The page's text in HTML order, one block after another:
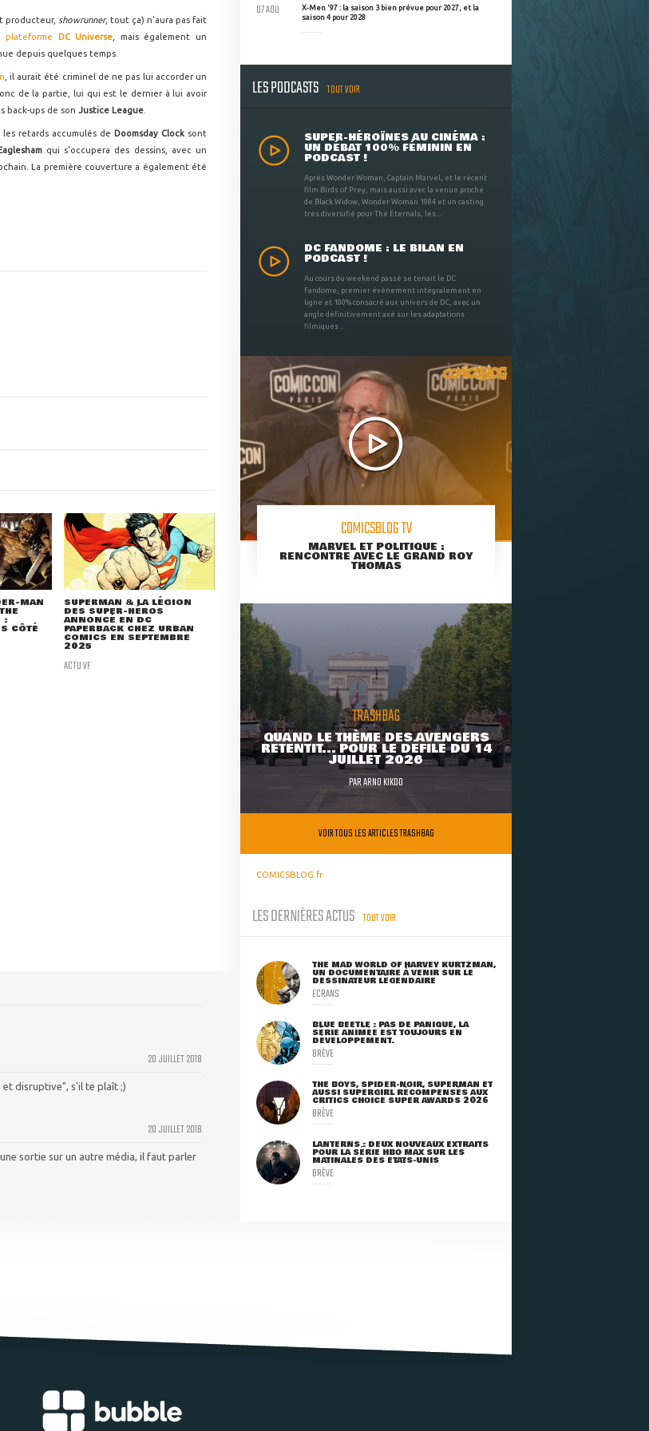
producteur, showrunner, tout ça) n'aura pas fait
plateforme DC Universe , mais également un
depuis quelques temps.
, il aurait été criminel de ne pas lui accorder un
de la partie, lui qui est le dernier à lui avoir
back-ups de son Justice League
les retards accumulés de Doomsday Clock sont
qui s'occupera des dessins, avec un
La première couverture a également été
MAN
:
CÔTÉ
SUPERMAN & LA LÉGION
DES SUPER-HÉROS
ANNONCÉ EN DC
PAPERBACK CHEZ URBAN
COMICS EN SEPTEMBRE
2025
ACTU VF
20 JUILLET 2018
disruptive", s'il te plaît ;)
20 JUILLET 2018
sortie sur un autre média, il faut parler
X-Men '97 : la saison 3 bien prévue pour 2027, et la
saison 4 pour 2028
07 AOU
LES PODCASTS TOUT VOIR
SUPER-HÉROÏNES AU CINÉMA :
UN DÉBAT 100% FÉMININ EN
PODCAST !
Après Wonder Woman, Captain Marvel, et le récent
film Birds of Prey, mais aussi avec la venue proche
de Black Widow, Wonder Woman 1984 et un casting
très diversifié pour The Eternals, les ...
DC FANDOME : LE BILAN EN
PODCAST !
Au cours du weekend passé se tenait le DC
Fandome, premier évènement intégralement en
ligne et 100% consacré aux univers de DC, avec un
angle définitivement axé sur les adaptations
filmiques ...
COMICSBLOG TV
MARVEL ET POLITIQUE :
RENCONTRE AVEC LE GRAND ROY
THOMAS
TRASHBAG
QUAND LE THÈME DES AVENGERS
RETENTIT... POUR LE DÉFILÉ DU 14
JUILLET 2026
PARARNO KIKOO
VOIR TOUS LES ARTICLES TRASHBAG
COMICSBLOG.fr
LES DERNIÈRES ACTUS TOUT VOIR
THE MAD WORLD OF HARVEY KURTZMAN,
UN DOCUMENTAIRE À VENIR SUR LE
DESSINATEUR LÉGENDAIRE
ECRANS
BLUE BEETLE : PAS DE PANIQUE, LA
SÉRIE ANIMÉE EST TOUJOURS EN
DÉVELOPPEMENT.
BRÈVE
THE BOYS, SPIDER-NOIR, SUPERMAN ET
AUSSI SUPERGIRL RÉCOMPENSÉS AUX
CRITICS CHOICE SUPER AWARDS 2026
BRÈVE
LANTERNS : DEUX NOUVEAUX EXTRAITS
POUR LA SÉRIE HBO MAX SUR LES
MATINALES DES ETATS-UNIS
BRÈVE